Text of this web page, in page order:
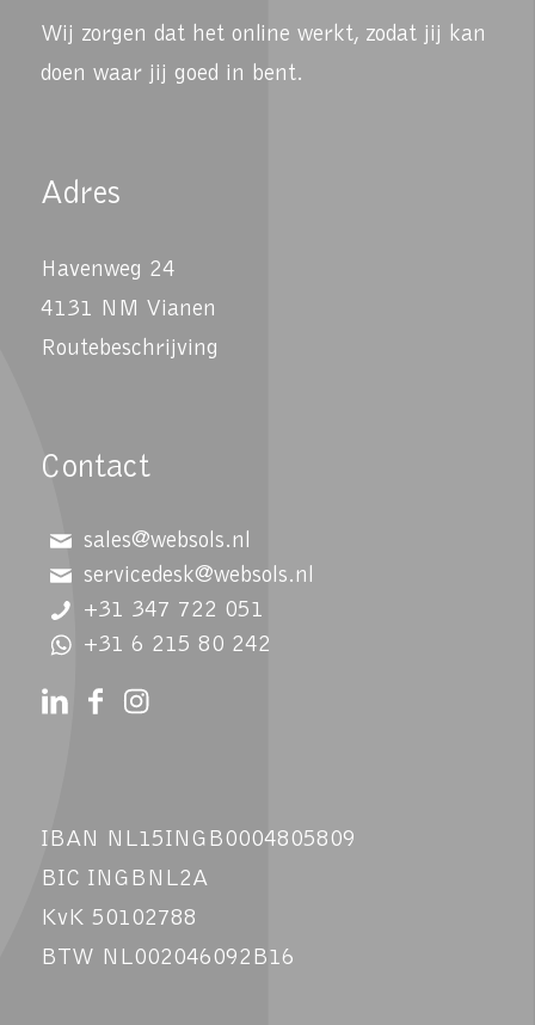
Wij zorgen dat het online werkt, zodat jij kan
doen waar jij goed in bent.
Adres
Havenweg 24
4131 NM Vianen
Routebeschrijving
Contact
sales@websols.nl
servicedesk@websols.nl
+31 347 722 051
+31 6 215 80 242
IBAN NL15INGB0004805809
BIC INGBNL2A
KvK 50102788
BTW NL002046092B16